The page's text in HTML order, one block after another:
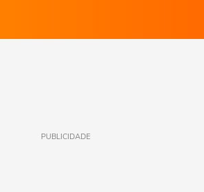
PUBLICIDADE